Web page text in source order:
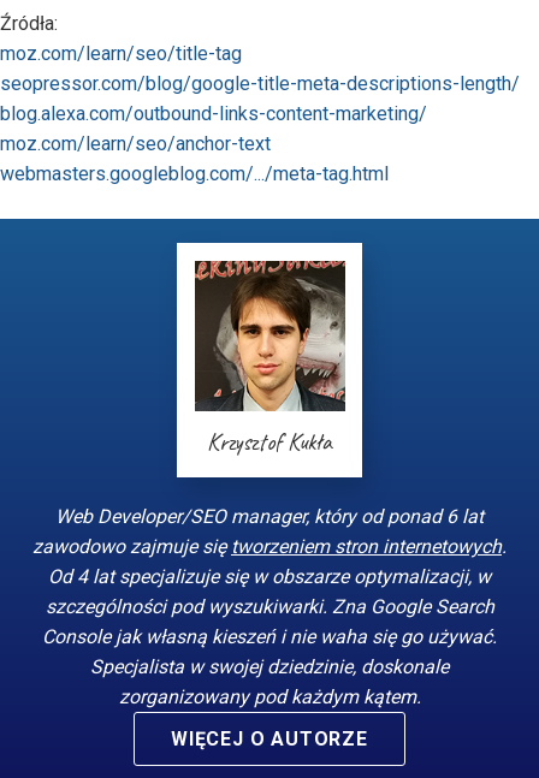
Źródła:
moz.com/learn/seo/title-tag
seopressor.com/blog/google-title-meta-descriptions-length/
blog.alexa.com/outbound-links-content-marketing/
moz.com/learn/seo/anchor-text
webmasters.googleblog.com/.../meta-tag.html
Krzysztof Kukła
Web Developer/SEO manager, który od ponad 6 lat
zawodowo zajmuje się tworzeniem stron internetowych.
Od 4 lat specjalizuje się w obszarze optymalizacji, w
szczególności pod wyszukiwarki. Zna Google Search
Console jak własną kieszeń i nie waha się go używać.
Specjalista w swojej dziedzinie, doskonale
zorganizowany pod każdym kątem.
WIĘCEJ O AUTORZE